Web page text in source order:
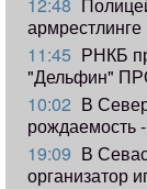
армрестлинге
11:45 РНКБ
"Дельфин"
10:02 В
рождаемость
19:09 В
организатор